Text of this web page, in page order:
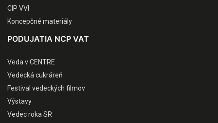
CIP VVI
Koncepčné materiály
PODUJATIA NCP VAT
Veda v CENTRE
Vedecká cukráreň
Festival vedeckých filmov
Výstavy
Vedec roka SR